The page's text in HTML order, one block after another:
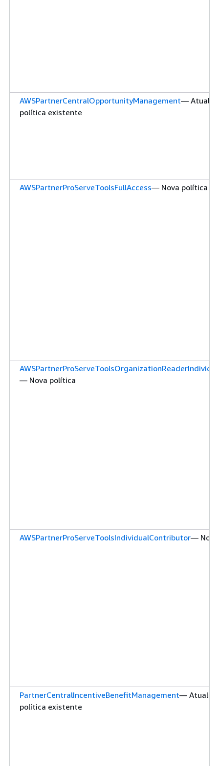
AWSPartnerCentralOpportunityManagement—
política existente
AWSPartnerProServeToolsFullAccess— Nova política
— Nova política
AWSPartnerProServeToolsIndividualContributor—
PartnerCentralIncentiveBenefitManagement—
política existente